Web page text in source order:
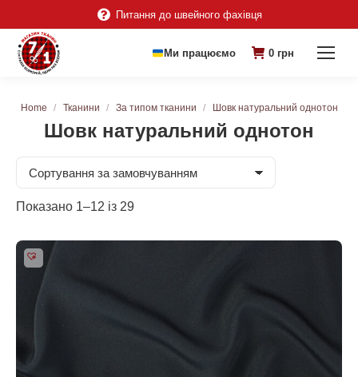
Питання до швейного фахівця
Ми працюємо 0 грн
Шовк натуральний однотон
You are here:
Home Тканини За типом тканини Шовк натуральний однотон
Показано 1–12 із 29